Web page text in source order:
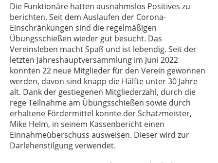
Die Funktionäre hatten ausnahmslos Positives zu
berichten. Seit dem Auslaufen der Corona-
Einschränkungen sind die regelmäßigen
Übungsschießen wieder gut besucht. Das
Vereinsleben macht Spaß und ist lebendig. Seit der
letzten Jahreshauptversammlung im Juni 2022
konnten 22 neue Mitglieder für den Verein gewonnen
werden, davon sind knapp die Hälfte unter 30 Jahre
alt. Dank der gestiegenen Mitgliederzahl, durch die
rege Teilnahme am Übungsschießen sowie durch
erhaltene Fördermittel konnte der Schatzmeister,
Mike Helm, in seinem Kassenbericht einen
Einnahmeüberschuss ausweisen. Dieser wird zur
Darlehenstilgung verwendet.